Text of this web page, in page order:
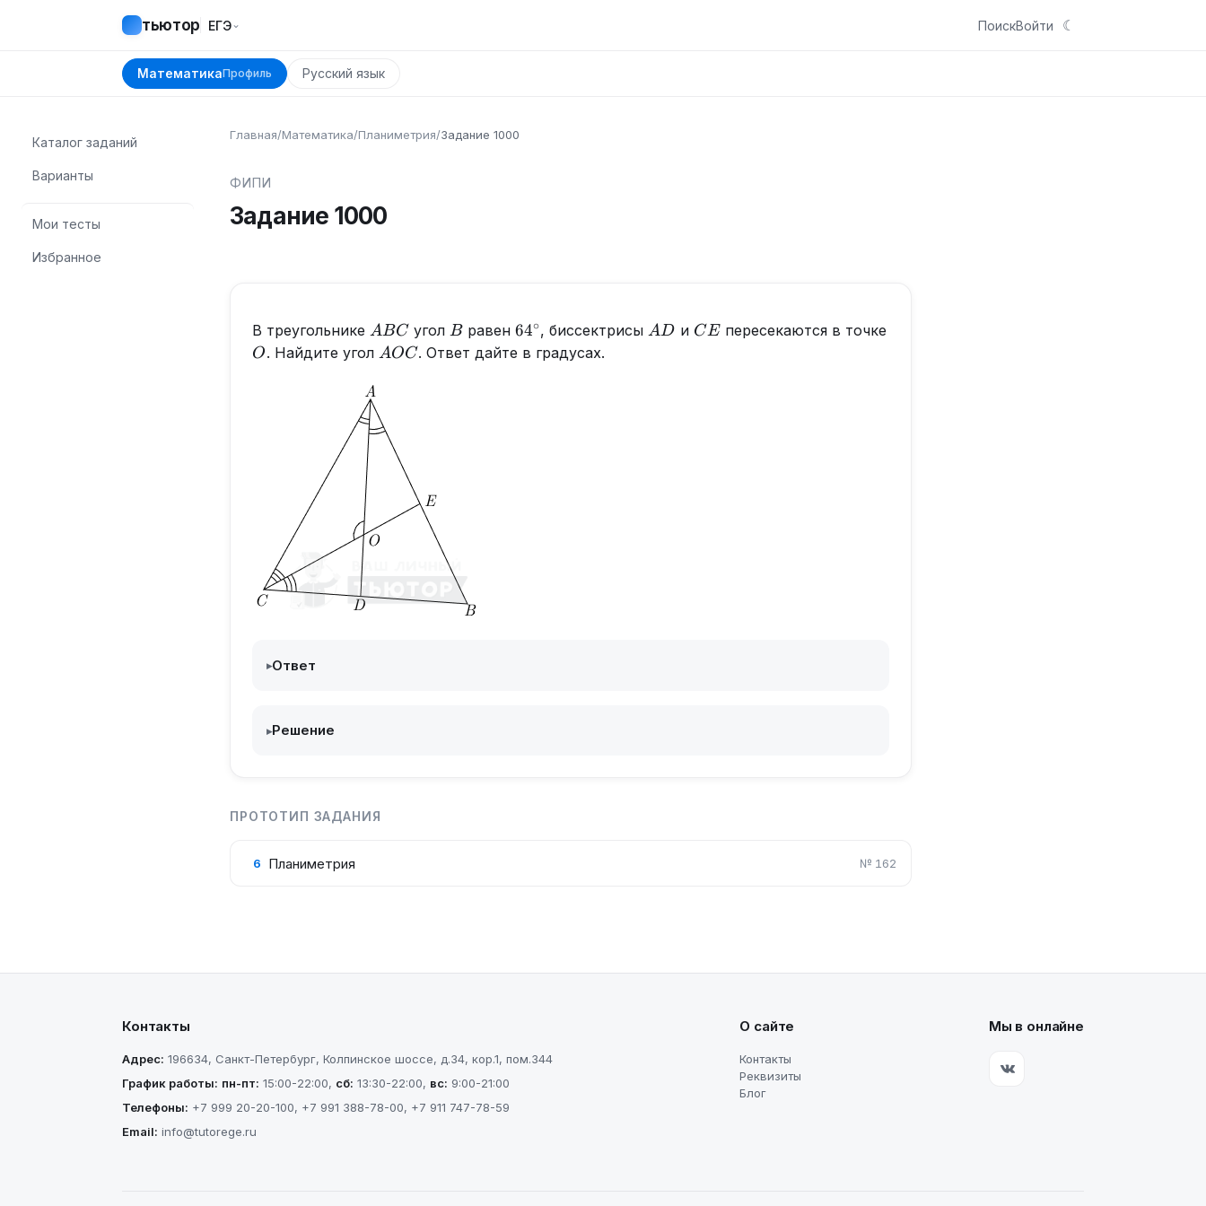
тьютор ЕГЭ⌄ ПоискВойти ☾
МатематикаПрофиль Русский язык
Каталог заданий
Варианты
Мои тесты
Избранное
Главная/Математика/Планиметрия/Задание 1000
ФИПИ
Задание 1000
В треугольнике ABC
ABC уголB
B равен64^{\circ}
64∘, биссектрисыAD
AD и CE
CE пересекаются в точке
O
O. Найдите угол AOC
AOC. Ответ дайте в градусах.
▸Ответ
▸Решение
ПРОТОТИП ЗАДАНИЯ
6 Планиметрия № 162
Контакты
Адрес: 196634, Санкт-Петербург, Колпинское шоссе, д.34, кор.1, пом.344
График работы: пн-пт: 15:00-22:00, сб: 13:30-22:00, вс: 9:00-21:00
Телефоны: +7 999 20-20-100, +7 991 388-78-00, +7 911 747-78-59
Email: info@tutorege.ru
О сайте
Контакты
Реквизиты
Блог
Мы в онлайне